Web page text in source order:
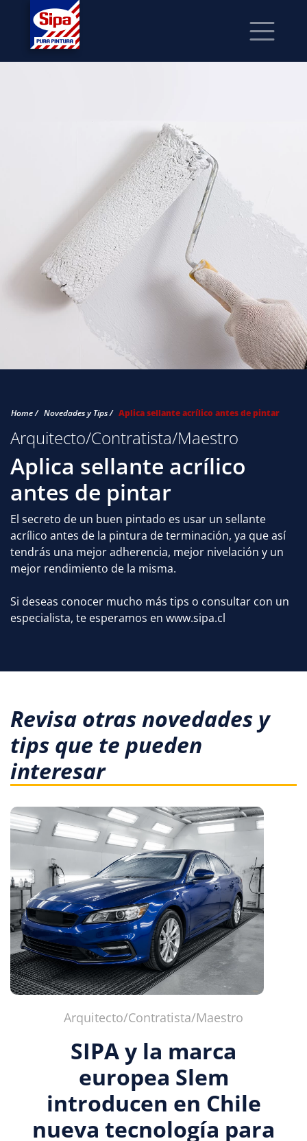
Home / Novedades y Tips / Aplica sellante acrílico antes de pintar
Arquitecto/Contratista/Maestro
Aplica sellante acrílico
antes de pintar
El secreto de un buen pintado es usar un sellante
acrílico antes de la pintura de terminación, ya que así
tendrás una mejor adherencia, mejor nivelación y un
mejor rendimiento de la misma.
Si deseas conocer mucho más tips o consultar con un
especialista, te esperamos en www.sipa.cl
Revisa otras novedades y
tips que te pueden
interesar
Arquitecto/Contratista/Maestro
SIPA y la marca
europea Slem
introducen en Chile
nueva tecnología para